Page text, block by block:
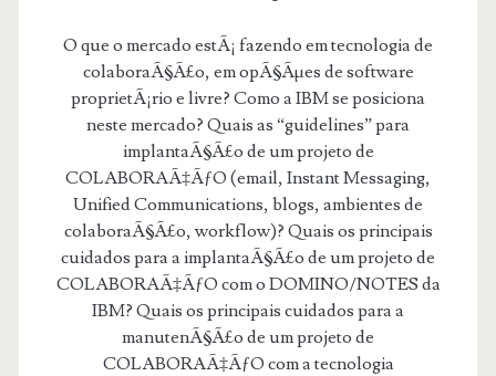
O que o mercado estÃ¡ fazendo em tecnologia de
colaboraÃ§Ã£o, em opÃ§Ãµes de software
proprietÃ¡rio e livre? Como a IBM se posiciona
neste mercado? Quais as “guidelines” para
implantaÃ§Ã£o de um projeto de
COLABORAÃ‡ÃƒO (email, Instant Messaging,
Unified Communications, blogs, ambientes de
colaboraÃ§Ã£o, workflow)? Quais os principais
cuidados para a implantaÃ§Ã£o de um projeto de
COLABORAÃ‡ÃƒO com o DOMINO/NOTES da
IBM? Quais os principais cuidados para a
manutenÃ§Ã£o de um projeto de
COLABORAÃ‡ÃƒO com a tecnologia